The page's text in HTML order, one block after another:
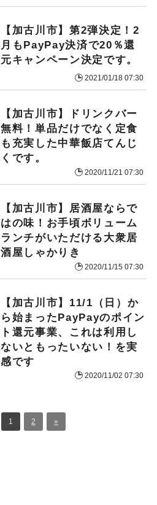
【加古川市】第2弾決定！2
月もPayPay決済で20％還
元キャンペーン決定です。
2021/01/18 07:30
【加古川市】ドリンクバー
無料！単品だけでなく定食
も充実した中華飯店てんじ
くです。
2020/11/21 07:30
【加古川市】居酒屋ならで
はの味！お手頃ボリューム
ランチがいただける大衆居
酒屋しゃかりき
2020/11/15 07:30
【加古川市】11/1（日）か
ら始まったPayPayのポイン
ト還元事業、これは利用し
ないともったいない！を実
感です
2020/11/02 07:30
1 2 »